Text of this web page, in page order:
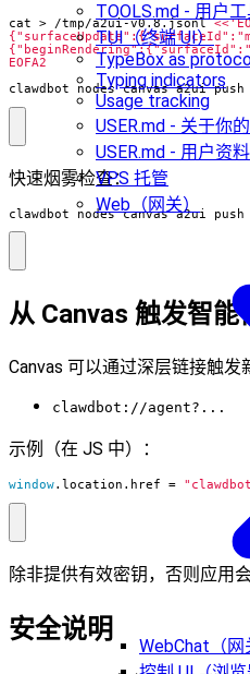
TOOLS.md - 用户
TUI（终端 UI）
TypeBox as
Typing indicators
Usage tracking
USER.md - 关于你
USER.md - 用户资料
VPS 托管
Web（网关）
WebChat（网
cat > /tmp/a2ui-v0.8.jsonl
EOFA2
clawdbot nodes canvas a2ui
快速烟雾检查：
clawdbot nodes canvas a2ui
从 Canvas 触发智能
Canvas 可以通过深层链接触发
clawdbot://agent?...
示例（在 JS 中）：
window. location . href =
除非提供有效密钥，否则应用
安全说明